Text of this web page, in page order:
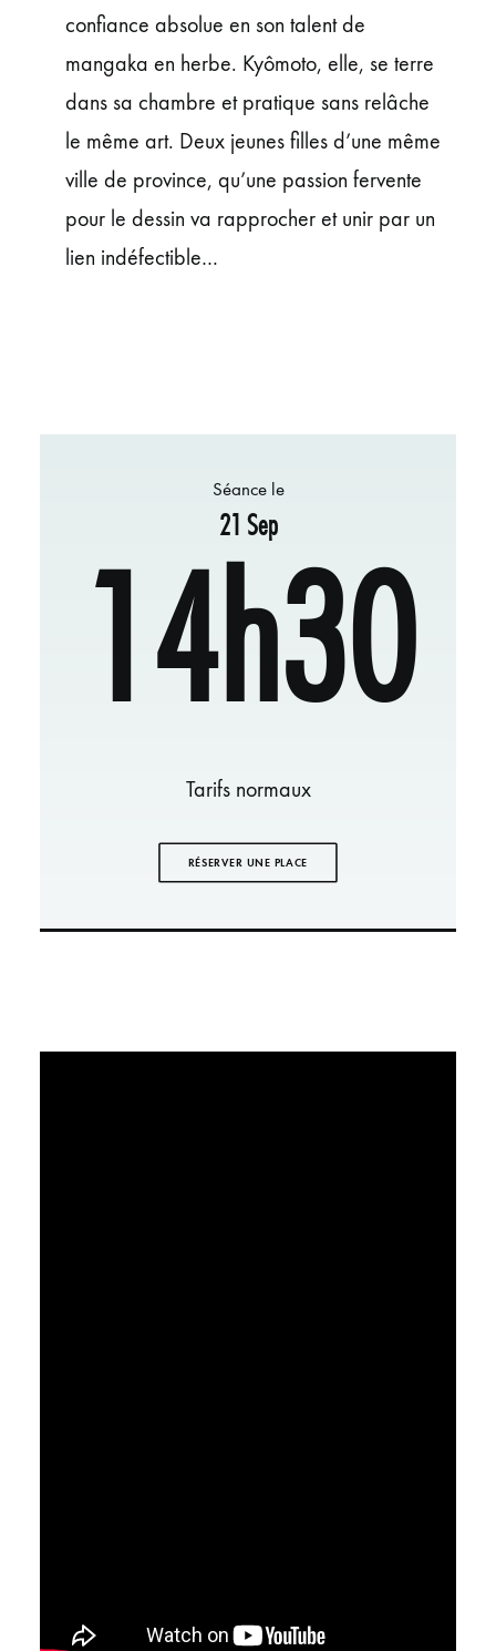
confiance absolue en son talent de
mangaka en herbe. Kyômoto, elle, se terre
dans sa chambre et pratique sans relâche
le même art. Deux jeunes filles d’une même
ville de province, qu’une passion fervente
pour le dessin va rapprocher et unir par un
lien indéfectible…
Séance le
21 Sep
14h30
Tarifs normaux
RÉSERVER UNE PLACE